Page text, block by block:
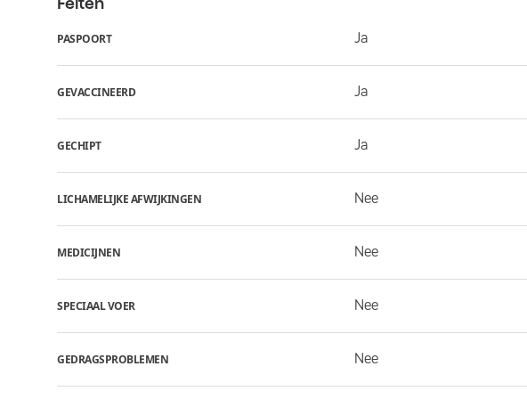
PASPOORT Ja
GEVACCINEERD Ja
GECHIPT Ja
LICHAMELIJKE AFWIJKINGEN Nee
MEDICIJNEN Nee
SPECIAAL VOER Nee
GEDRAGSPROBLEMEN Nee